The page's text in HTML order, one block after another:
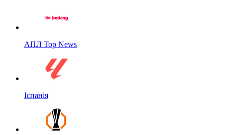
АПЛ Top News
Іспанія